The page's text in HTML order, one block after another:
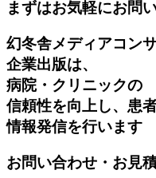
まずはお気軽にお問
幻冬舎メディアコン
企業出版は、
病院・クリニックの
信頼性を向上し、患
情報発信を行います
お問い合わせ・お見